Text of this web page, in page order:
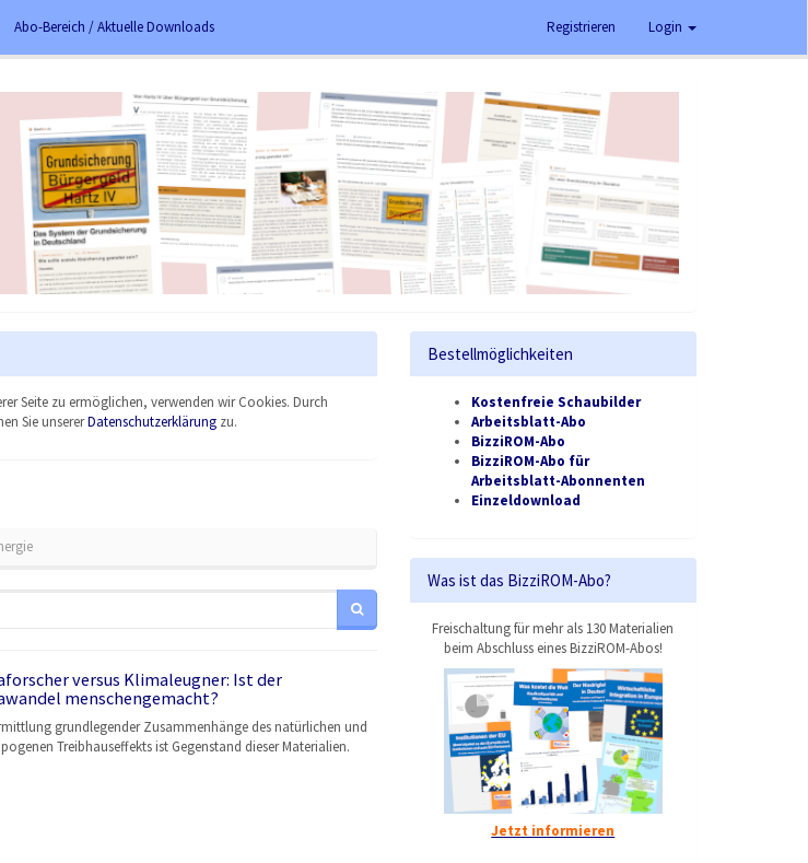
Abo-Bereich / Aktuelle Downloads Registrieren Login
Seite zu ermöglichen, verwenden wir Cookies. Durch
Sie unsererDatenschutzerklärungzu.
versus Klimaleugner: Ist der
menschengemacht?
grundlegender Zusammenhänge des natürlichen und
Treibhauseffekts ist Gegenstand dieser Materialien.
Bestellmöglichkeiten
Kostenfreie Schaubilder
Arbeitsblatt-Abo
BizziROM-Abo
BizziROM-Abo für
Arbeitsblatt-Abonnenten
Einzeldownload
Was ist das BizziROM-Abo?
Freischaltung für mehr als 130 Materialien
beim Abschluss eines BizziROM-Abos!
Jetzt informieren